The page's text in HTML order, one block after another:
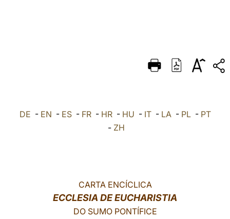
DEUTSCH
العربيّة DE - EN - ES- FR- HR- HU - IT- LA- PL- PT
- ZH
CARTA ENCÍCLICA
ECCLESIA DE EUCHARISTIA
DO SUMO PONTÍFICE